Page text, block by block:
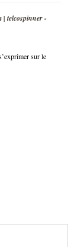
| telcospinner -
sur le